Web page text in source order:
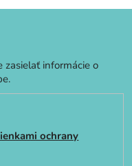
informácie o
ochrany